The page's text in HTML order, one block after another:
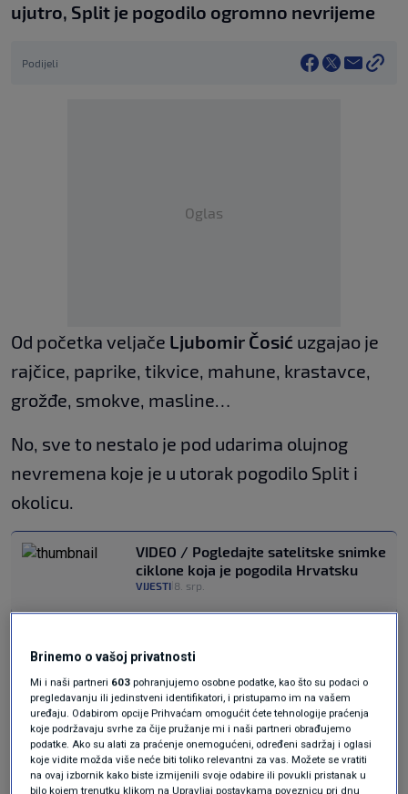
ujutro, Split je pogodilo ogromno nevrijeme
Podijeli
Oglas
Od početka veljače Ljubomir Čosić uzgajao je
rajčice, paprike, tikvice, mahune, krastavce,
grožđe, smokve, masline…
No, sve to nestalo je pod udarima olujnog
nevremena koje je u utorak pogodilo Split i
okolicu.
VIDEO / Pogledajte satelitske snimke
ciklone koja je pogodila Hrvatsku
VIJESTI 8. srp.
opisuje jedan poljoprivrednik iz splitskog
zaleđa čiju je cjelogodišnju berbu uništila tuča i
vjetar. „Nebo je obralo sve, s lakoćom, kao da
se igra i u igri uživa…“ – dodaje, uz crni humor
koji je jedina obrana od očaja.
Brinemo o vašoj privatnosti
Mi i naši partneri 603 pohranjujemo osobne podatke, kao što su podaci o
pregledavanju ili jedinstveni identifikatori, i pristupamo im na vašem
uređaju. Odabirom opcije Prihvaćam omogućit ćete tehnologije praćenja
koje podržavaju svrhe za čije pružanje mi i naši partneri obrađujemo
podatke. Ako su alati za praćenje onemogućeni, određeni sadržaj i oglasi
koje vidite možda više neće biti toliko relevantni za vas. Možete se vratiti
na ovaj izbornik kako biste izmijenili svoje odabire ili povukli pristanak u
bilo kojem trenutku klikom na Upravljaj postavkama poveznicu pri dnu